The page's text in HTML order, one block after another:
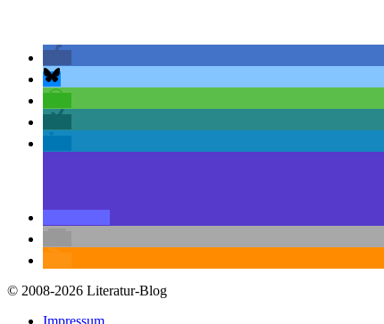
© 2008-2026 Literatur-Blog
Impressum